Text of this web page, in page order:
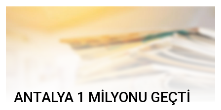
ANTALYA 1 MİLYONU GEÇTİ